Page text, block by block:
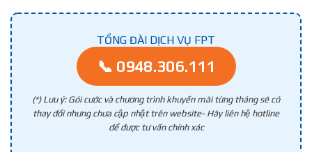
TỔNG ĐÀI DỊCH VỤ FPT
📞 0948.306.111
(*) Lưu ý: Gói cước và chương trình khuyến mãi từng tháng sẽ có
thay đổi nhưng chưa cập nhật trên website- Hãy liên hệ hotline
để được tư vấn chính xác